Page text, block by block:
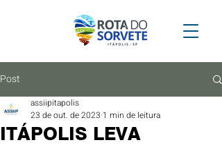
Post
ITÁPOLIS LEVA
assiipitapolis
23 de out. de 2023 1 min de leitura